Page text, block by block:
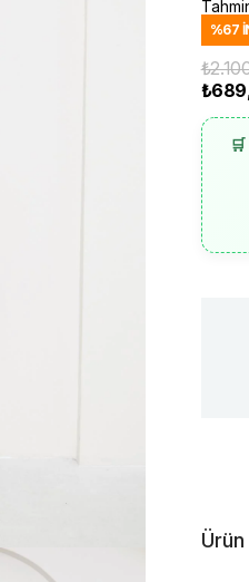
%67